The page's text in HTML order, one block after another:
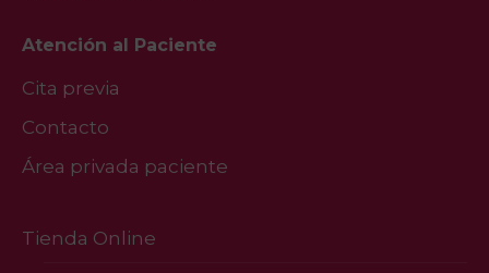
Atención al Paciente
Cita previa
Contacto
Área privada paciente
Tienda Online